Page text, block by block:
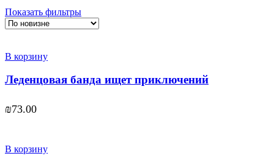
Показать фильтры
В корзину
Леденцовая банда ищет приключений
₪73.00
В корзину